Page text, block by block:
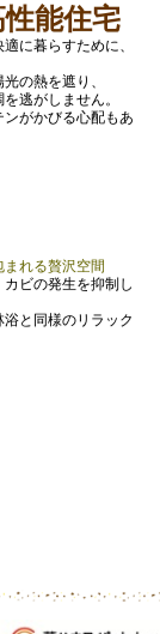
能住宅
に暮らすために、
の熱を遮り、
逃がしません。
がかびる心配もあ
れる贅沢空間
ビの発生を抑制し
と同様のリラック